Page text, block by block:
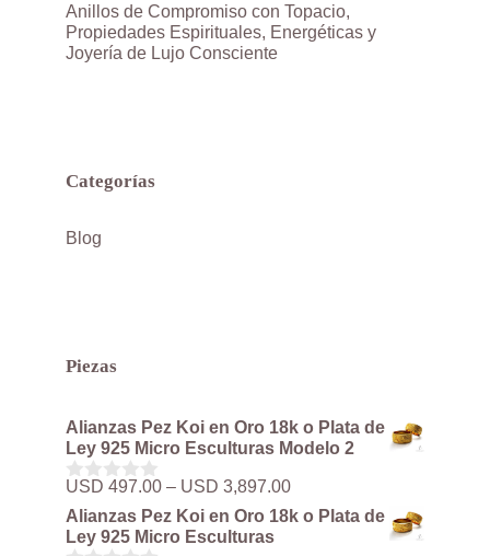
Anillos de Compromiso con Topacio,
Propiedades Espirituales, Energéticas y
Joyería de Lujo Consciente
Categorías
Blog
Piezas
Alianzas Pez Koi en Oro 18k o Plata de
Ley 925 Micro Esculturas Modelo 2
0
d
e
5
USD 497.00 – USD 3,897.00Rango
de
precios:
Alianzas Pez Koi en Oro 18k o Plata de
Ley 925 Micro Esculturas